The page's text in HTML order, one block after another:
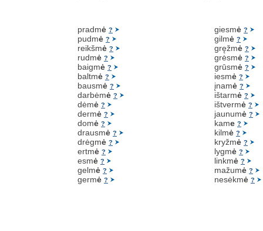
pradmė ?
pudmė ?
reikšmė ?
rudmė ?
baigmė ?
baltmė ?
bausmė ?
darbėmė ?
dėmė ?
dermė ?
domė ?
drausmė ?
drėgmė ?
ertmė ?
esmė ?
gelmė ?
germė ?
giesmė ?
gilmė ?
gręžmė ?
grėsmė ?
grūsmė ?
iesmė ?
įnamė ?
ištarmė ?
ištvermė ?
jaunumė ?
kame ?
kilmė ?
kryžmė ?
lygmė ?
linkmė ?
mažumė ?
nesėkmė ?